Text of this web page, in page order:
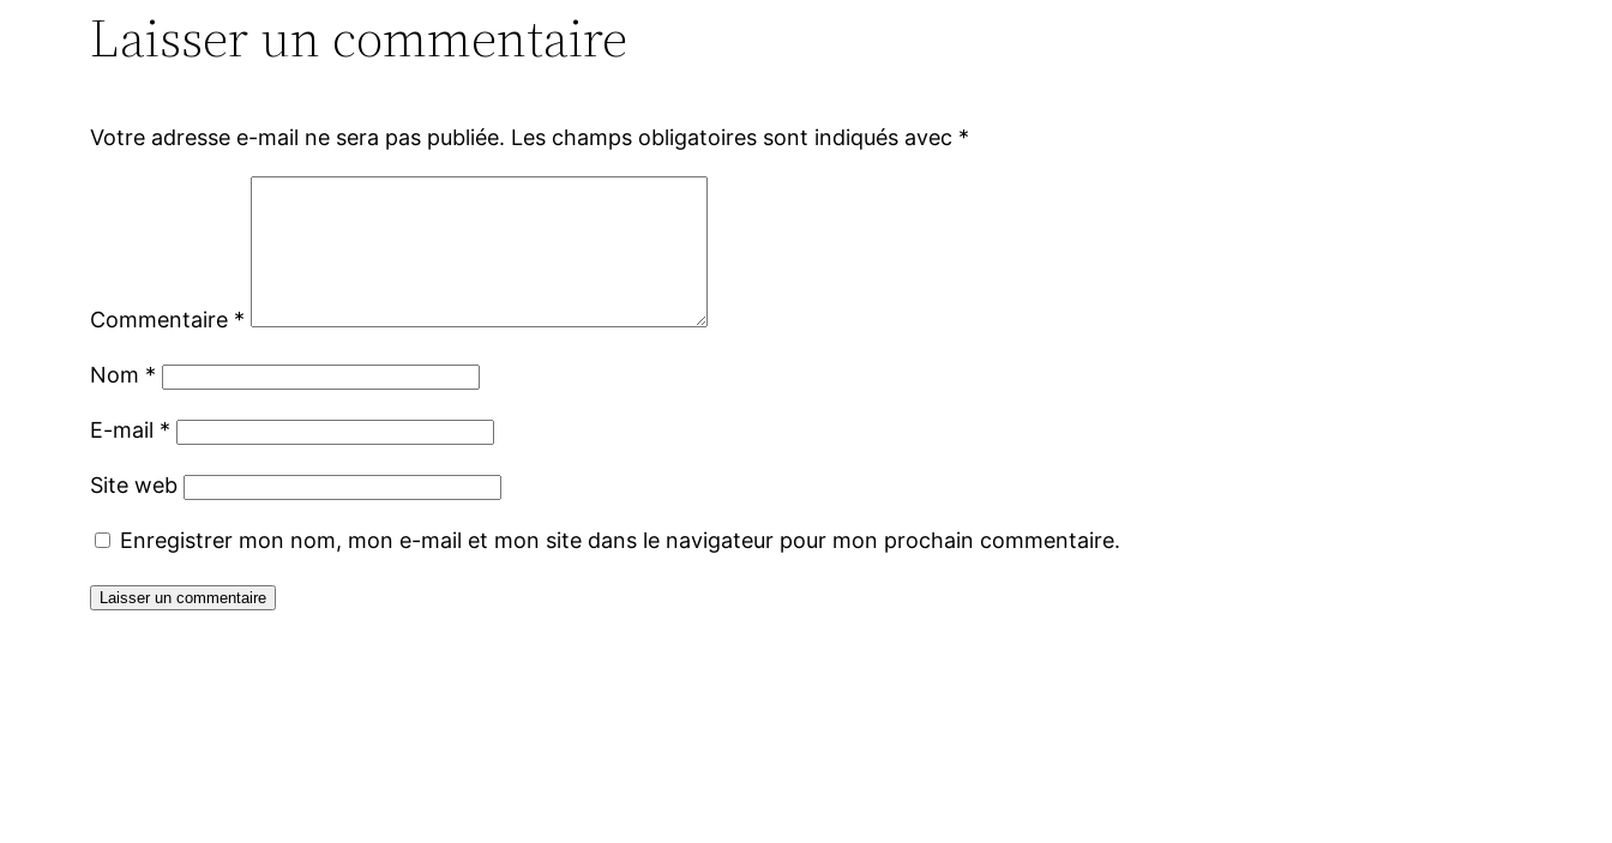
Laisser un commentaire
Votre adresse e-mail ne sera pas publiée. Les champs obligatoires sont indiqués avec *
Commentaire *
Nom *
E-mail *
Site web
Enregistrer mon nom, mon e-mail et mon site dans le navigateur pour mon prochain commentaire.